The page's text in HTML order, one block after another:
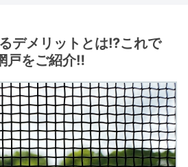
デメリットとは!?これで
戸をご紹介‼